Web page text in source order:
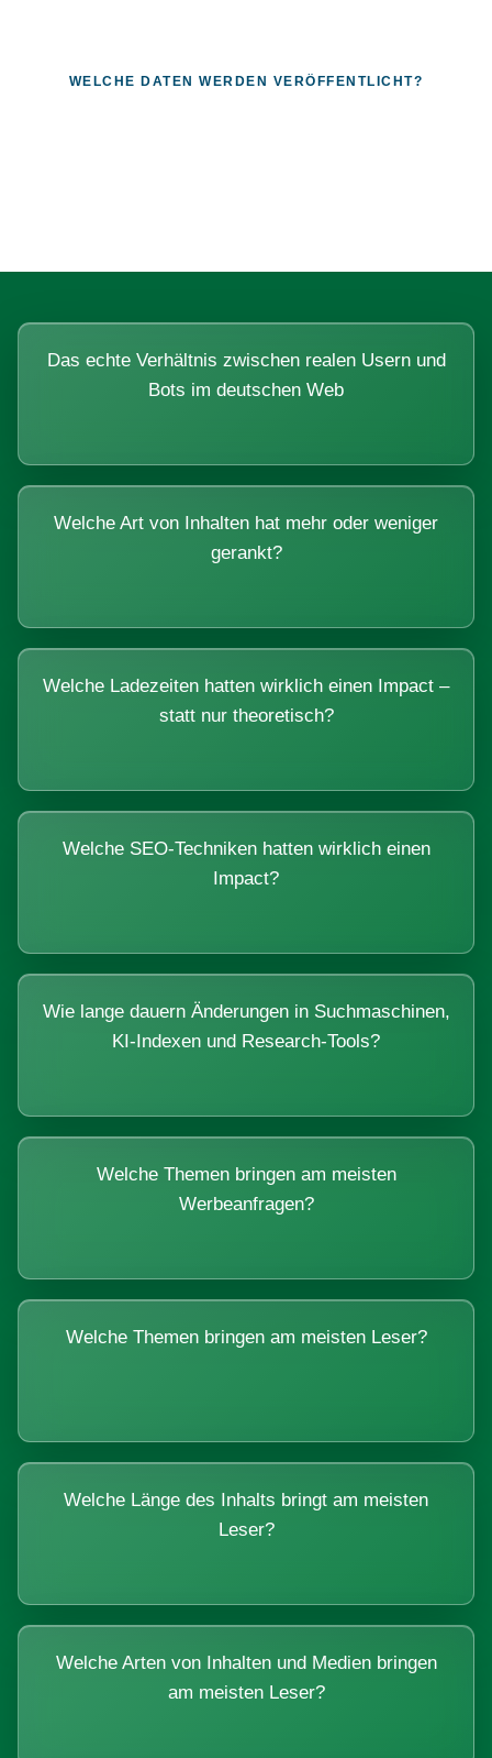
WELCHE DATEN WERDEN VERÖFFENTLICHT?
Das echte Verhältnis zwischen realen Usern und
Bots im deutschen Web
Welche Art von Inhalten hat mehr oder weniger
gerankt?
Welche Ladezeiten hatten wirklich einen Impact –
statt nur theoretisch?
Welche SEO-Techniken hatten wirklich einen
Impact?
Wie lange dauern Änderungen in Suchmaschinen,
KI-Indexen und Research-Tools?
Welche Themen bringen am meisten
Werbeanfragen?
Welche Themen bringen am meisten Leser?
Welche Länge des Inhalts bringt am meisten
Leser?
Welche Arten von Inhalten und Medien bringen
am meisten Leser?